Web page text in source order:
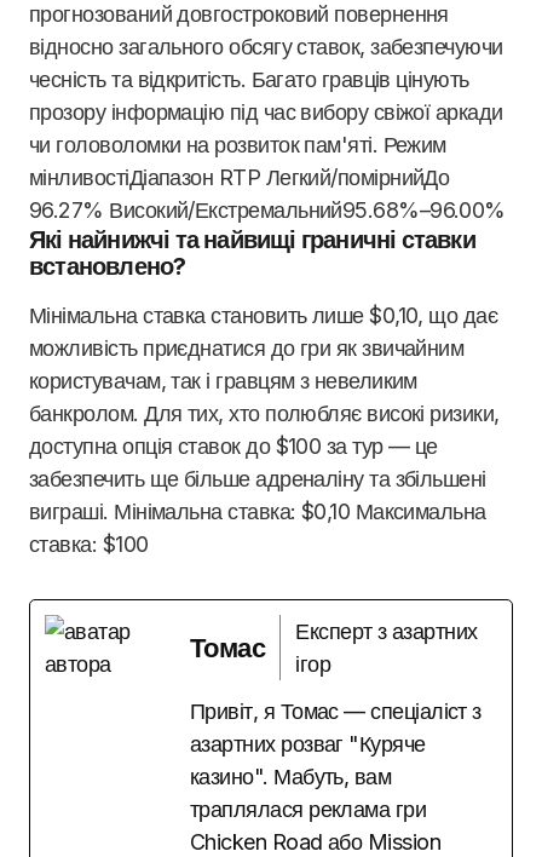
прогнозований довгостроковий повернення
відносно загального обсягу ставок, забезпечуючи
чесність та відкритість. Багато гравців цінують
прозору інформацію під час вибору свіжої аркади
чи головоломки на розвиток пам'яті. Режим
мінливостіДіапазон RTP Легкий/помірнийДо
96.27% Високий/Екстремальний95.68%–96.00%
Які найнижчі та найвищі граничні ставки
встановлено?
Мінімальна ставка становить лише $0,10, що дає
можливість приєднатися до гри як звичайним
користувачам, так і гравцям з невеликим
банкролом. Для тих, хто полюбляє високі ризики,
доступна опція ставок до $100 за тур — це
забезпечить ще більше адреналіну та збільшені
виграші. Мінімальна ставка: $0,10 Максимальна
ставка: $100
Томас
Експерт з азартних
ігор
Привіт, я Томас — спеціаліст з
азартних розваг "Куряче
казино". Мабуть, вам
траплялася реклама гри
Chicken Road або Mission